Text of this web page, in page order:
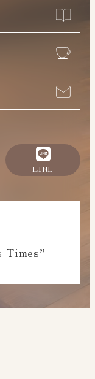
LINE
Times”